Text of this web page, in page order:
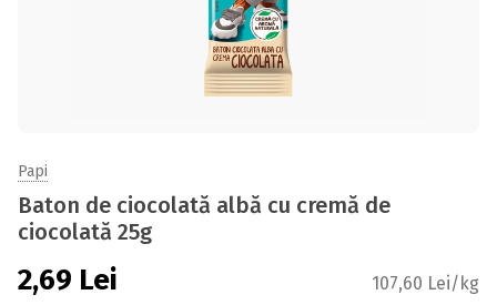
Papi
Baton de ciocolată albă cu cremă de
ciocolată 25g
2,69 Lei 107,60 Lei/kg